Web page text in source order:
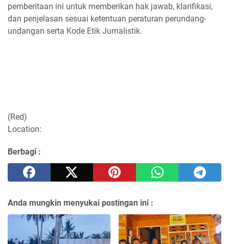
pemberitaan ini untuk memberikan hak jawab, klarifikasi,
dan penjelasan sesuai ketentuan peraturan perundang-
undangan serta Kode Etik Jurnalistik.
(Red)
Location:
Berbagi :
Anda mungkin menyukai postingan ini :